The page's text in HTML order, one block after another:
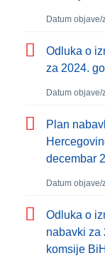
Datum
Odluka o
za 2024.
Datum
Plan
decembar
Datum
Odluka o
nabavki za
komsije BiH